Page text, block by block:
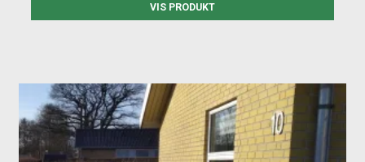
VIS PRODUKT